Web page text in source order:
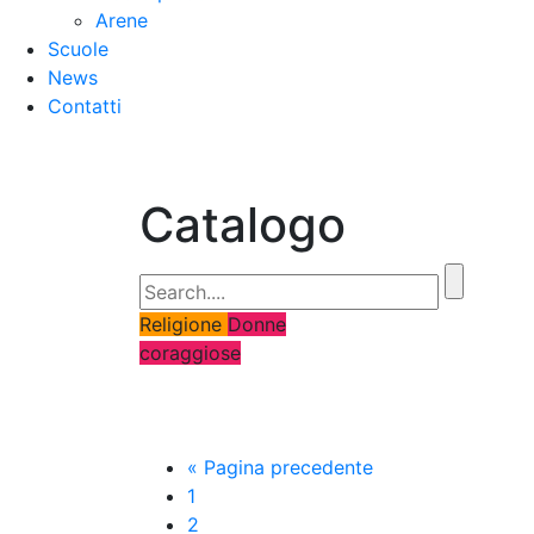
Arene
Scuole
News
Contatti
Catalogo
Religione Donne
coraggiose
« Pagina precedente
1
2